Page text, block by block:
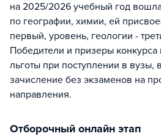
на 2025/2026 учебный год
по географии, химии, ей
первый, уровень, геологии -
Победители и призеры конкурса
льготы при поступлении в вузы,
зачисление без экзаменов на
направления.
отборочный онлайн этап